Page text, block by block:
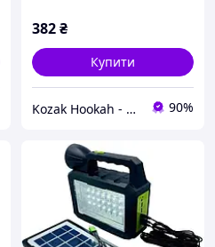
382₴
Купити
Kozak Hookah - Магазин техніки та аксесуарів 90%